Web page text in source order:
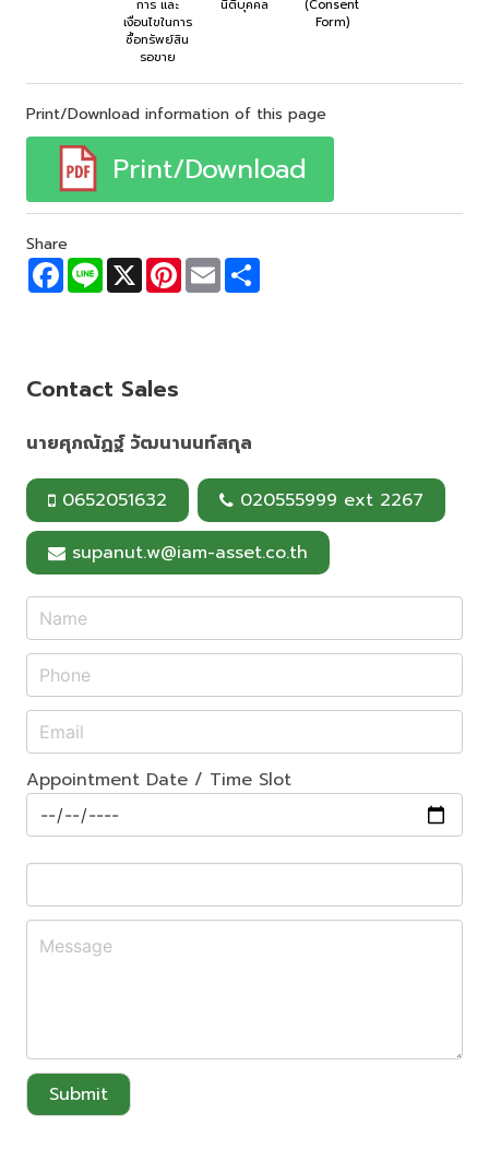
การ และ
เงื่อนไขในการ
ซื้อทรัพย์สิน
รอขาย
นิติบุคคล
(Consent
Form)
Print/Download information of this page
Print/Download
Share
F
a
c
k
L
n
X P
n
E
m
a
Contact Sales
นายศุภณัฏฐ์ วัฒนานนท์สกุล
0652051632
020555999 ext 2267
supanut.w@iam-asset.co.th
Appointment Date / Time Slot
Submit